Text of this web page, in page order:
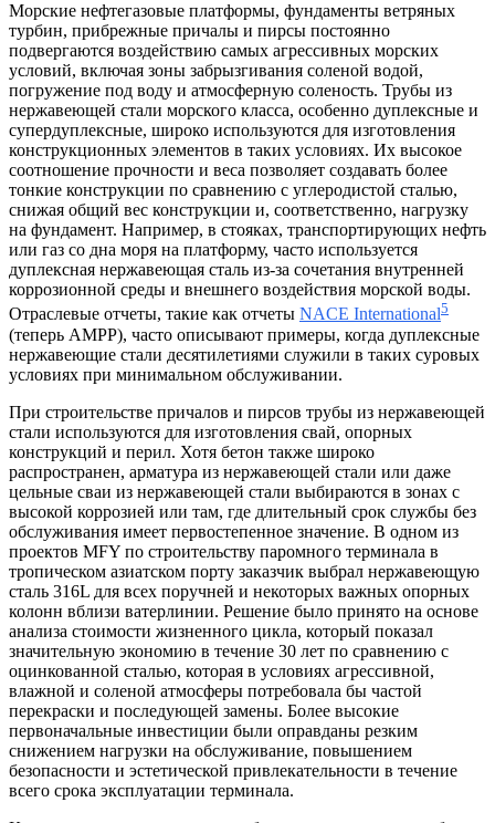
Морские нефтегазовые платформы, фундаменты ветряных
турбин, прибрежные причалы и пирсы постоянно
подвергаются воздействию самых агрессивных морских
условий, включая зоны забрызгивания соленой водой,
погружение под воду и атмосферную соленость. Трубы из
нержавеющей стали морского класса, особенно дуплексные и
супердуплексные, широко используются для изготовления
конструкционных элементов в таких условиях. Их высокое
соотношение прочности и веса позволяет создавать более
тонкие конструкции по сравнению с углеродистой сталью,
снижая общий вес конструкции и, соответственно, нагрузку
на фундамент. Например, в стояках, транспортирующих нефть
или газ со дна моря на платформу, часто используется
дуплексная нержавеющая сталь из-за сочетания внутренней
коррозионной среды и внешнего воздействия морской воды.
Отраслевые отчеты, такие как отчеты NACE International5
(теперь AMPP), часто описывают примеры, когда дуплексные
нержавеющие стали десятилетиями служили в таких суровых
условиях при минимальном обслуживании.
При строительстве причалов и пирсов трубы из нержавеющей
стали используются для изготовления свай, опорных
конструкций и перил. Хотя бетон также широко
распространен, арматура из нержавеющей стали или даже
цельные сваи из нержавеющей стали выбираются в зонах с
высокой коррозией или там, где длительный срок службы без
обслуживания имеет первостепенное значение. В одном из
проектов MFY по строительству паромного терминала в
тропическом азиатском порту заказчик выбрал нержавеющую
сталь 316L для всех поручней и некоторых важных опорных
колонн вблизи ватерлинии. Решение было принято на основе
анализа стоимости жизненного цикла, который показал
значительную экономию в течение 30 лет по сравнению с
оцинкованной сталью, которая в условиях агрессивной,
влажной и соленой атмосферы потребовала бы частой
перекраски и последующей замены. Более высокие
первоначальные инвестиции были оправданы резким
снижением нагрузки на обслуживание, повышением
безопасности и эстетической привлекательности в течение
всего срока эксплуатации терминала.